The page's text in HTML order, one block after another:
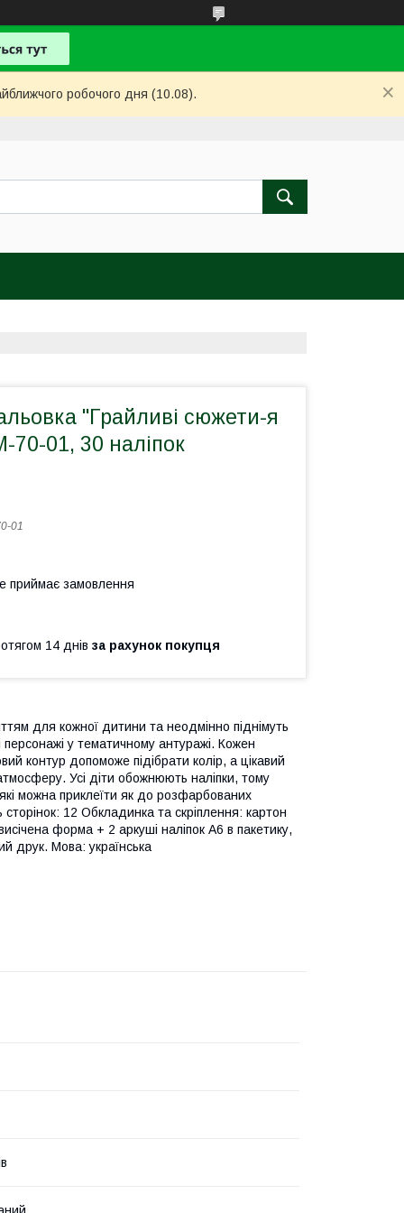
робочого дня (10.08).
"Грайливі сюжети-я
70-01, 30 наліпок
01
приймає замовлення
14 днів за рахунок покупця
для кожної дитини та неодмінно піднімуть
персонажі у тематичному антуражі. Кожен
контур допоможе підібрати колір, а цікавий
Усі діти обожнюють наліпки, тому
можна приклеїти як до розфарбованих
12 Обкладинка та скріплення: картон
форма + 2 аркуші наліпок А6 в пакетику,
друк. Мова: українська